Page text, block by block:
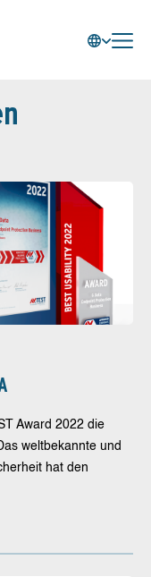
Award 2022 die
weltbekannte und
hat den